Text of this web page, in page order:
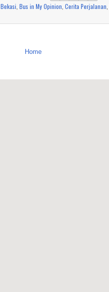
Bekasi Bus in My Opinion Cerita Perjalanan
Home